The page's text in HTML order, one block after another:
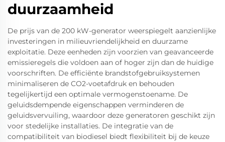
duurzaamheid
De prijs van de 200 kW-generator weerspiegelt aanzienlijke
investeringen in milieuvriendelijkheid en duurzame
exploitatie. Deze eenheden zijn voorzien van geavanceerde
emissieregels die voldoen aan of hoger zijn dan de huidige
voorschriften. De efficiënte brandstofgebruiksystemen
minimaliseren de CO2-voetafdruk en behouden
tegelijkertijd een optimale vermogenstoename. De
geluidsdempende eigenschappen verminderen de
geluidsvervuiling, waardoor deze generatoren geschikt zijn
voor stedelijke installaties. De integratie van de
compatibiliteit van biodiesel biedt flexibiliteit bij de keuze